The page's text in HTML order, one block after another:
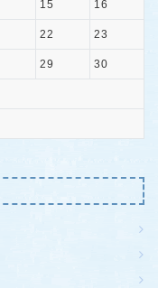
15 16
22 23
29 30